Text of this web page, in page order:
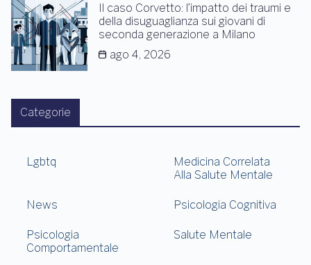
Il caso Corvetto: l’impatto dei traumi e
della disuguaglianza sui giovani di
seconda generazione a Milano
ago 4, 2026
Categorie
Lgbtq
Medicina Correlata
Alla Salute Mentale
News Psicologia Cognitiva
Psicologia
Comportamentale
Salute Mentale